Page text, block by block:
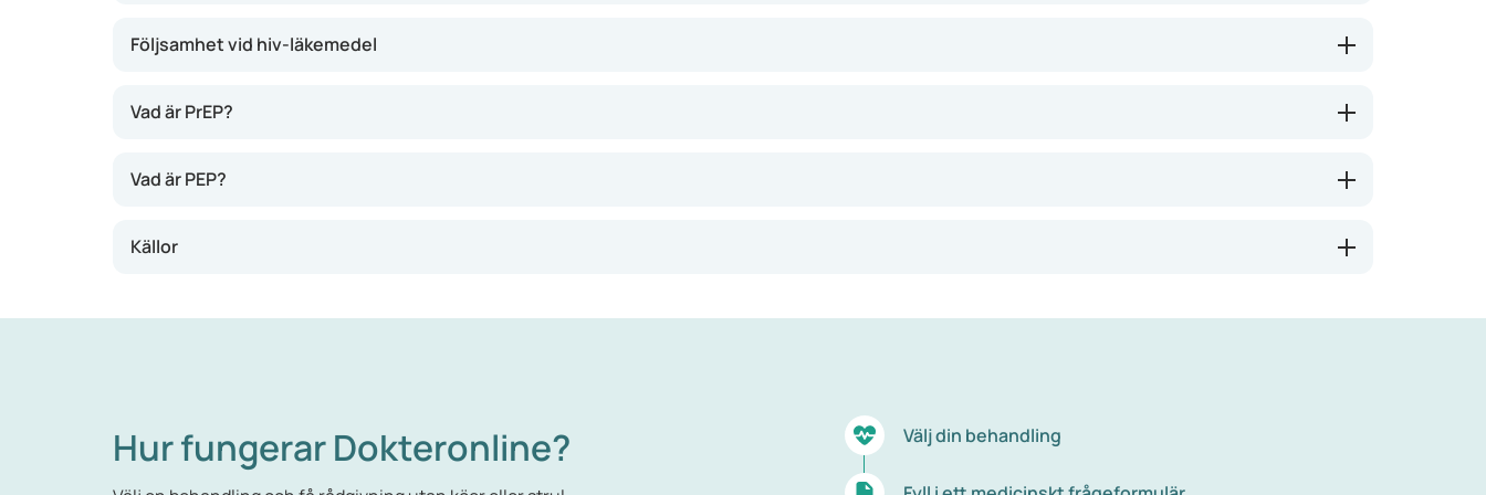
Följsamhet vid hiv-läkemedel
Vad är PrEP?
Vad är PEP?
Källor
Hur fungerar Dokteronline? Välj din behandling